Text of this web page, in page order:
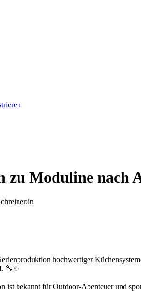
zu Moduline nach
hochwertiger
🔧✨
ist bekannt für Outdoor-Abenteuer und